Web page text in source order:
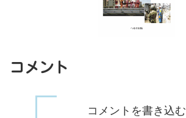
コメント
コメントを書き込む